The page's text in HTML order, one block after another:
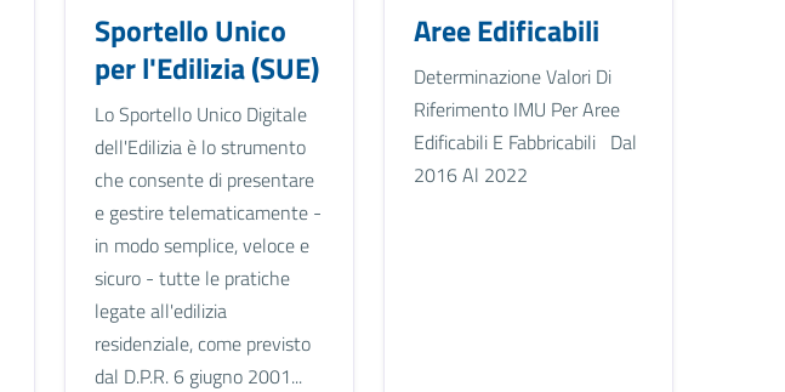
Sportello Unico
per l'Edilizia (SUE)
Lo Sportello Unico Digitale
dell'Edilizia è lo strumento
che consente di presentare
e gestire telematicamente -
in modo semplice, veloce e
sicuro - tutte le pratiche
legate all'edilizia
residenziale, come previsto
dal D.P.R. 6 giugno 2001...
Aree Edificabili
Determinazione Valori Di
Riferimento IMU Per Aree
Edificabili E Fabbricabili Dal
2016 Al 2022